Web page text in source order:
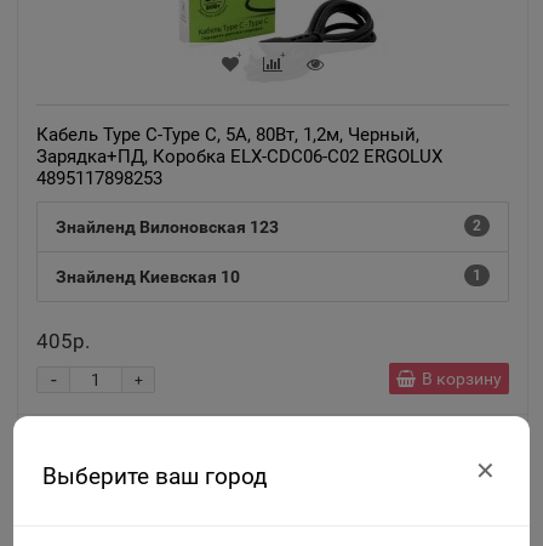
Выберите ваш город ✕
Кабель Type C-Type C, 5А, 80Вт, 1,2м, Черный,
Зарядка+ПД, Коробка ELX-CDC06-C02 ERGOLUX
4895117898253
Знайленд Вилоновская 123 2
Знайленд Киевская 10 1
405р.
+
- В корзину